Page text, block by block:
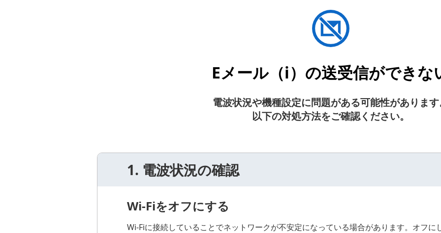
Eメール（i）の送受信ができな
電波状況や機種設定に問題がある可能性があります
以下の対処方法をご確認ください。
1. 電波状況の確認
Wi-Fiをオフにする
Wi-Fiに接続していることでネットワークが不安定になっている場合があります。オフに